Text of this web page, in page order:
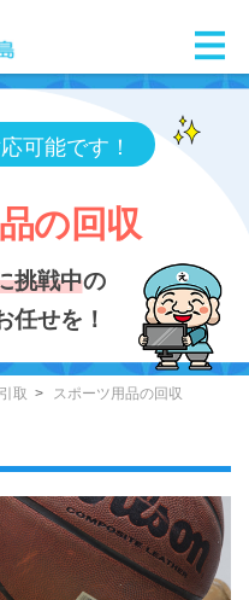
可能です！
の回収
挑戦中の
任せを！
取 スポーツ用品の回収